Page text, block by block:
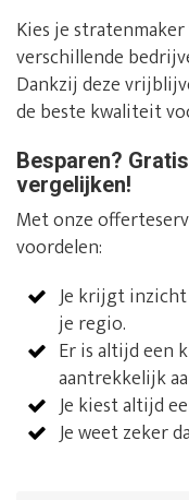
Kies je
verschillende
Dankzij deze
de beste kwaliteit
Besparen?
vergelijken!
Met onze
voordelen:
Je krijgt
je regio.
Er is altijd een
aantrekkelijk
Je kiest altijd
Je weet zeker